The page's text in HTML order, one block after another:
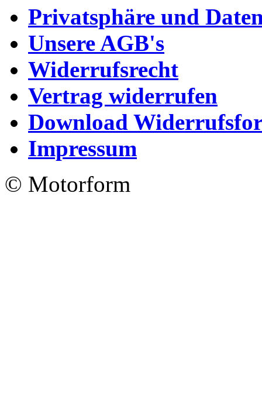
Privatsphäre und
Unsere AGB's
Widerrufsrecht
Vertrag widerrufen
Download
Impressum
© Motorform